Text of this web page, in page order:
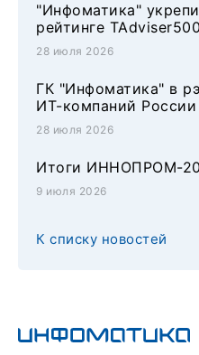
"Инфоматика"
рейтинге TAdviser500
28 июля 2026
ГК "Инфоматика" в
ИТ-компаний России
28 июля 2026
Итоги ИННОПРОМ-
9 июля 2026
К списку новостей